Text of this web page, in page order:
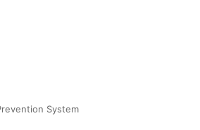
System